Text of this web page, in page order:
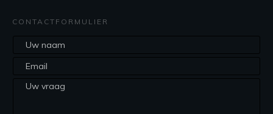
CONTACTFORMULIER